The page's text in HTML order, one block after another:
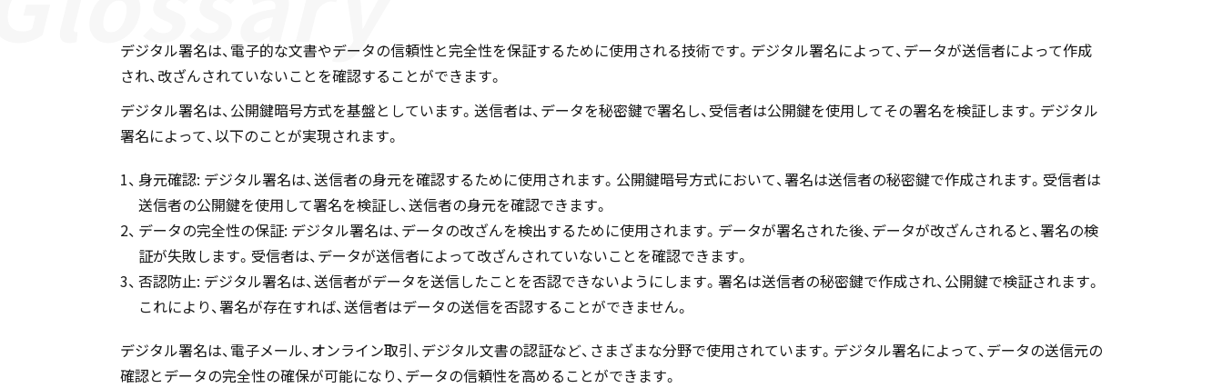
デジタル署名は、電子的な文書やデータの信頼性と完全性を保証するために使用される技術です。デジタル署名によって、データが送信者によって作成
され、改ざんされていないことを確認することができます。
デジタル署名は、公開鍵暗号方式を基盤としています。送信者は、データを秘密鍵で署名し、受信者は公開鍵を使用してその署名を検証します。デジタル
署名によって、以下のことが実現されます。
身元確認: デジタル署名は、送信者の身元を確認するために使用されます。公開鍵暗号方式において、署名は送信者の秘密鍵で作成されます。受信者は
送信者の公開鍵を使用して署名を検証し、送信者の身元を確認できます。
データの完全性の保証: デジタル署名は、データの改ざんを検出するために使用されます。データが署名された後、データが改ざんされると、署名の検
証が失敗します。受信者は、データが送信者によって改ざんされていないことを確認できます。
否認防止: デジタル署名は、送信者がデータを送信したことを否認できないようにします。署名は送信者の秘密鍵で作成され、公開鍵で検証されます。
これにより、署名が存在すれば、送信者はデータの送信を否認することができません。
デジタル署名は、電子メール、オンライン取引、デジタル文書の認証など、さまざまな分野で使用されています。デジタル署名によって、データの送信元の
確認とデータの完全性の確保が可能になり、データの信頼性を高めることができます。